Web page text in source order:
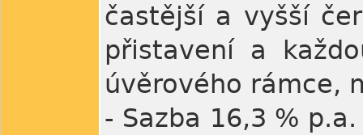
častější a vyšší
přistavení a
úvěrového rámce,
- Sazba 16,3 %